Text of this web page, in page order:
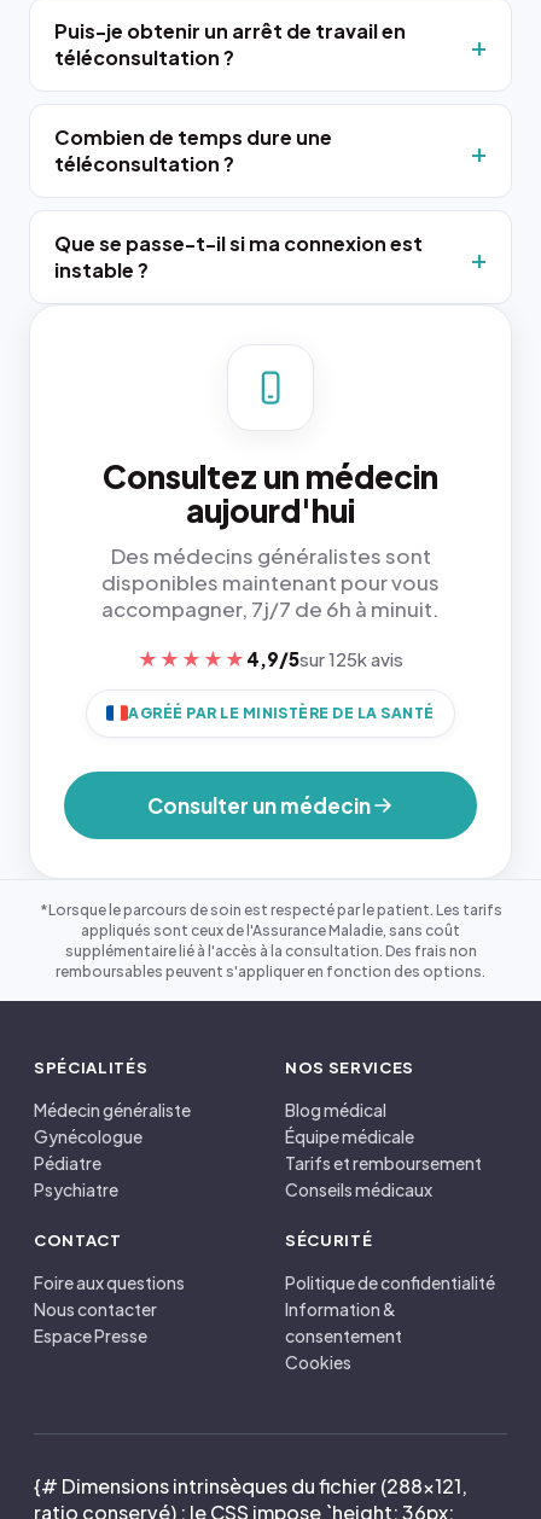
Puis-je obtenir un arrêt de travail en
téléconsultation ?
Combien de temps dure une
téléconsultation ?
Que se passe-t-il si ma connexion est
instable ?
Consultez un médecin
aujourd'hui
Des médecins généralistes sont
disponibles maintenant pour vous
accompagner, 7j/7 de 6h à minuit.
★★★★★ 4,9/5sur 125k avis
AGRÉÉ PAR LE MINISTÈRE DE LA SANTÉ
Consulter un médecin
*Lorsque le parcours de soin est respecté par le patient. Les tarifs
appliqués sont ceux de l'Assurance Maladie, sans coût
supplémentaire lié à l'accès à la consultation. Des frais non
remboursables peuvent s'appliquer en fonction des options.
SPÉCIALITÉS
Médecin généraliste
Gynécologue
Pédiatre
Psychiatre
NOS SERVICES
Blog médical
Équipe médicale
Tarifs et remboursement
Conseils médicaux
CONTACT
Foire aux questions
Nous contacter
Espace Presse
SÉCURITÉ
Politique de confidentialité
Information &
consentement
Cookies
{# Dimensions intrinsèques du fichier (288×121,
ratio conservé) : le CSS impose `height: 36px;